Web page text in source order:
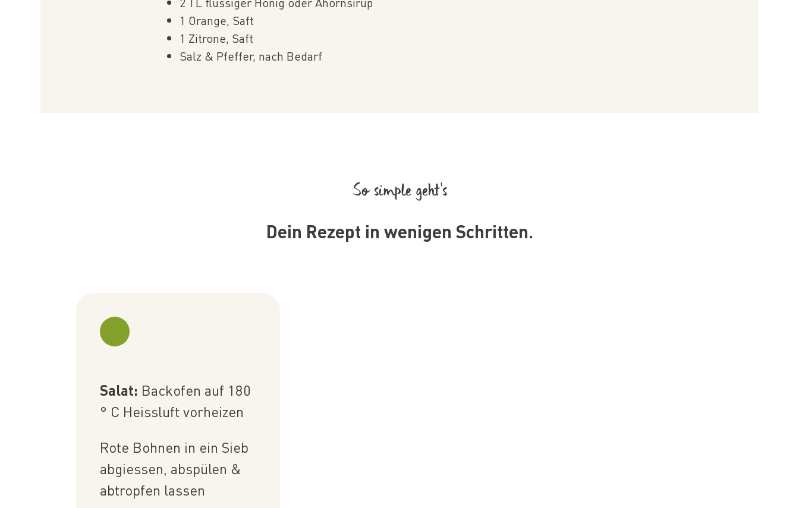
1 Orange, Saft
1 Zitrone, Saft
Salz & Pfeffer, nach Bedarf
So simple geht’s
Dein Rezept in wenigen Schritten.
Salat: Backofen auf 180
° C Heissluft vorheizen
Rote Bohnen in ein Sieb
abgiessen, abspülen &
abtropfen lassen